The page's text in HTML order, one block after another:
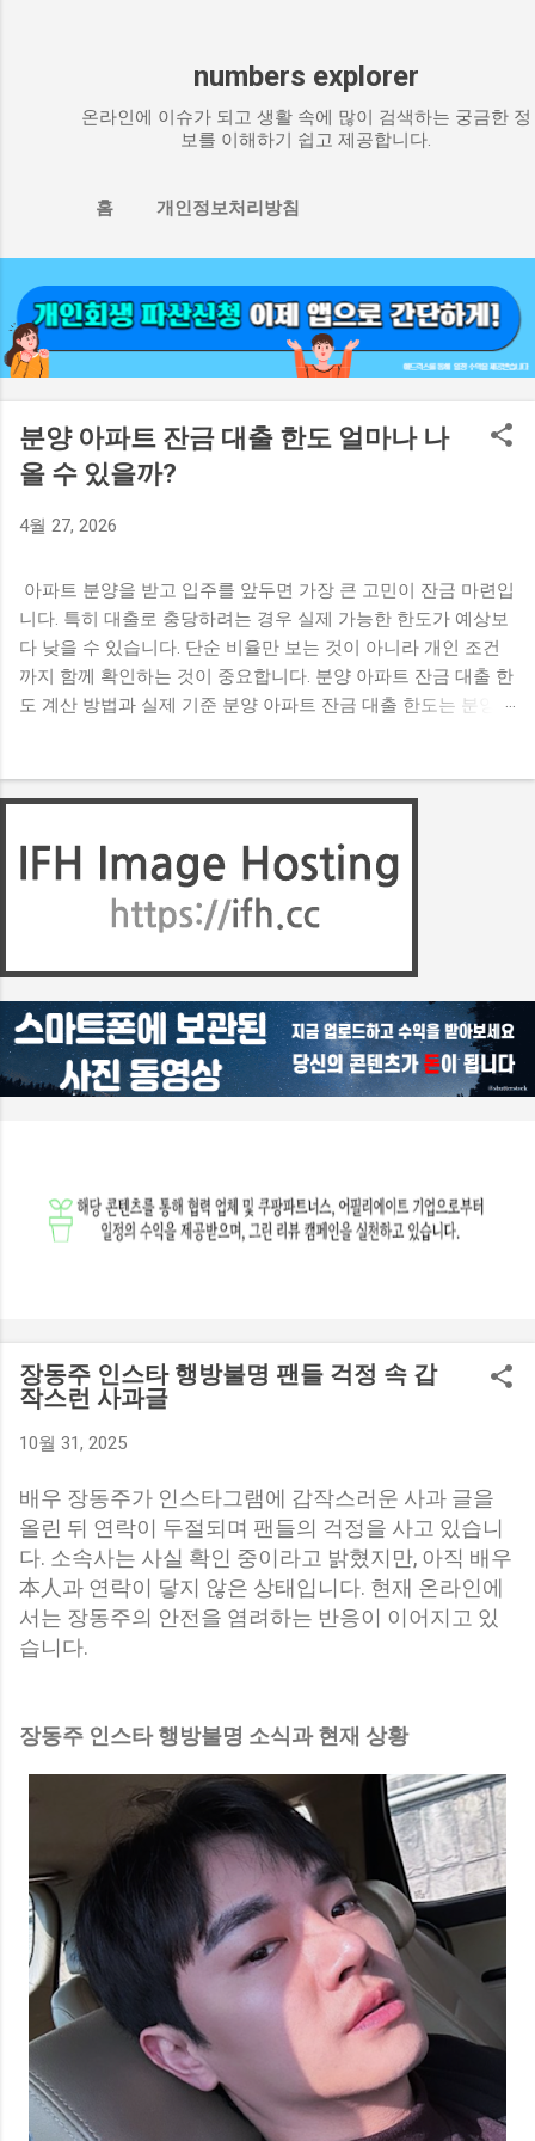
numbers explorer
온라인에 이슈가 되고 생활 속에 많이 검색하는 궁금한 정
보를 이해하기 쉽고 제공합니다.
홈 개인정보처리방침
분양 아파트 잔금 대출 한도 얼마나 나
올 수 있을까?
4월 27, 2026
아파트 분양을 받고 입주를 앞두면 가장 큰 고민이 잔금 마련입
니다. 특히 대출로 충당하려는 경우 실제 가능한 한도가 예상보
다 낮을 수 있습니다. 단순 비율만 보는 것이 아니라 개인 조건
까지 함께 확인하는 것이 중요합니다. 분양 아파트 잔금 대출 한
도 계산 방법과 실제 기준 분양 아파트 잔금 대출 한도는 분양가
수 있습니다. 잔금 대출 한도는 어떤 기준으로 결정될까? 기본
적으로는 분양가 대비 일정 비율로 한도가 산정됩니다. 지역 규
제 여부에 따라 적용 비율이 달라질 수 있으며, 일반적으로 일정
범위 내에서 결정됩니다. 다만 이 기준은 최대치일 뿐이며 실제
는 경우가 많다고 합니다. 개인별 한도에 영향을 주는 조건은 무
엇일까? 대출 한도는 소득, 기존 대출, 신용 상태, 보유 주택 수
등 다양한 요소를 종합적으로 반영해 결정됩니다. 특히 이미 다
은 어떻게 이루어질까? 대출 심사에서는 연 소득 대비 상환 능
력을 기준으로 한도가 제한됩니다. 일정 비율 이상으로 원리금
을 상환해야 하는 구조라면 추가 대출이 어려워질 수 있습니다.
도와 실제 대출 금액은 왜 다를까? 분양가 기준으로 계산한 한
도는 최대 가능 범위일...
장동주 인스타 행방불명 팬들 걱정 속 갑
작스런 사과글
10월 31, 2025
배우 장동주가 인스타그램에 갑작스러운 사과 글을
올린 뒤 연락이 두절되며 팬들의 걱정을 사고 있습니
다. 소속사는 사실 확인 중이라고 밝혔지만, 아직 배우
本人과 연락이 닿지 않은 상태입니다. 현재 온라인에
서는 장동주의 안전을 염려하는 반응이 이어지고 있
습니다.
장동주 인스타 행방불명 소식과 현재 상황